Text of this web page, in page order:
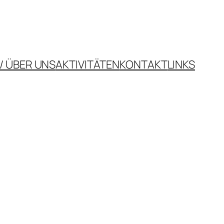
ÜBER UNSAKTIVITÄTENKONTAKTLINKS